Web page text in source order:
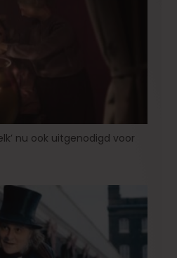
nu ook uitgenodigd voor